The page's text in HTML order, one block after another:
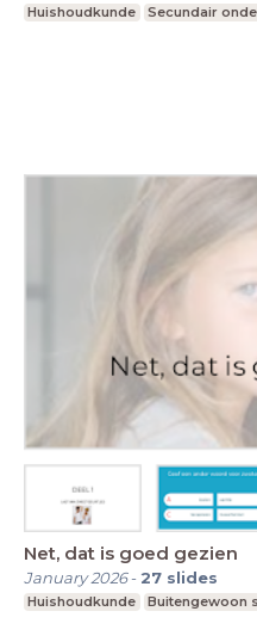
Huishoudkunde Secundair
Net, dat is goed gezien
January 2026- 27 slides
Huishoudkunde Buitengewoon